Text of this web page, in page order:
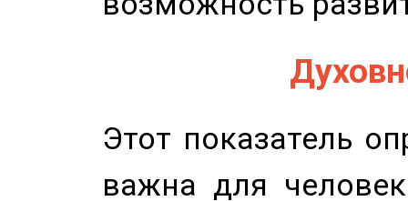
Этот показатель
важна для